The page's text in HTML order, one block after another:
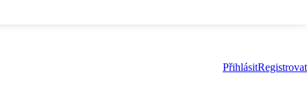
PřihlásitRegistrovat